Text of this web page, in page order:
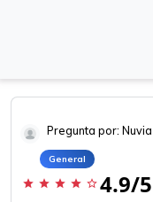
Pregunta por:
General
star star star star star_border 4.9/5